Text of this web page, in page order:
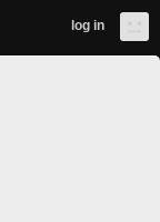
log in